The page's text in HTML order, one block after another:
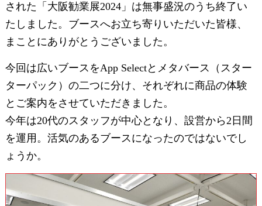
された「大阪勧業展2024」は無事盛況のうち終了い
たしました。ブースへお立ち寄りいただいた皆様、
まことにありがとうございました。
今回は広いブースをApp Selectとメタバース（スター
ターパック）の二つに分け、それぞれに商品の体験
とご案内をさせていただきました。
今年は20代のスタッフが中心となり、設営から2日間
を運用。活気のあるブースになったのではないでし
ょうか。